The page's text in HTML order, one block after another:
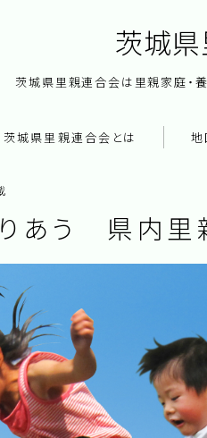
茨城
茨城県里親連合会は里親家庭・
茨城県里親連合会とは 地
あう 県内里